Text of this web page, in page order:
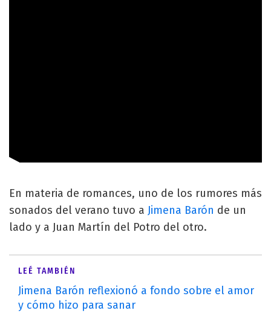
En materia de romances, uno de los rumores más
sonados del verano tuvo a Jimena Barón de un
lado y a Juan Martín del Potro del otro.
LEÉ TAMBIÉN
Jimena Barón reflexionó a fondo sobre el amor
y cómo hizo para sanar